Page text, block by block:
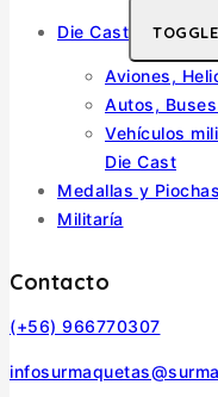
Die Cast
Aviones,
Autos,
Vehículos
Die Cast
Medallas y Piochas
Militaría
Contacto
(+56) 966770307